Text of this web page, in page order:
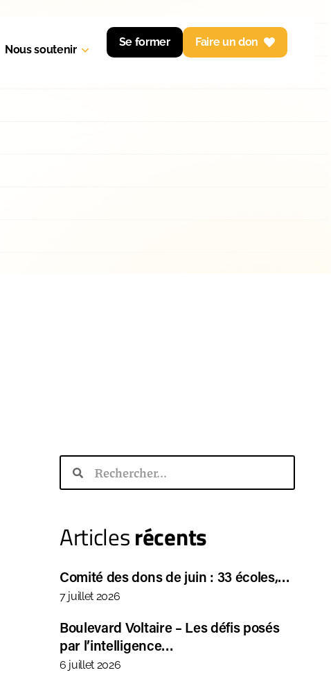
Nous soutenir
Faire un don
Se former
Articlesrécents
Comité des dons de juin : 33 écoles,…
7 juillet 2026
Boulevard Voltaire – Les défis posés
par l’intelligence…
6 juillet 2026